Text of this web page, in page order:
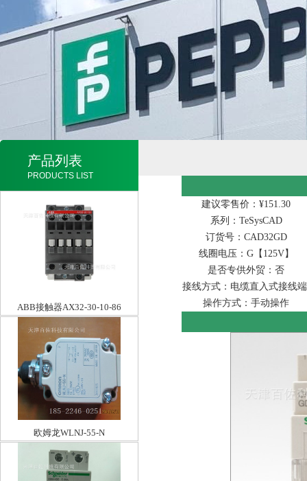
产品列表
PRODUCTS LIST
ABB接触器AX32-30-10-86
欧姆龙WLNJ-55-N
建议零售价：¥151.30
系列：TeSysCAD
订货号：CAD32GD
线圈电压：G【125V】
是否专供外贸：否
接线方式：电缆直入式接线
操作方式：手动操作